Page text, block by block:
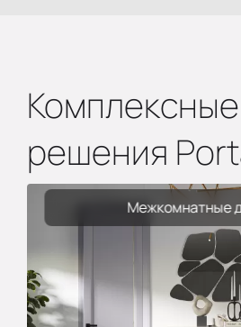
Комплексные
решения
Межкомнатные